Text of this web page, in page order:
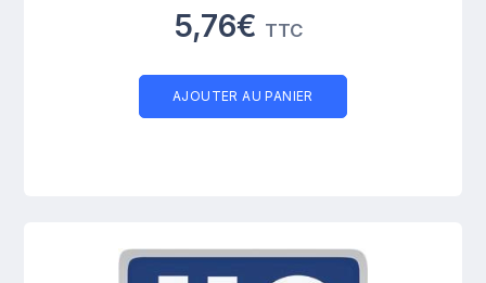
5,76€ TTC
AJOUTER AU PANIER